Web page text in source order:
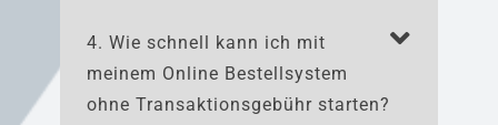
Restaurant-Design anpassen?